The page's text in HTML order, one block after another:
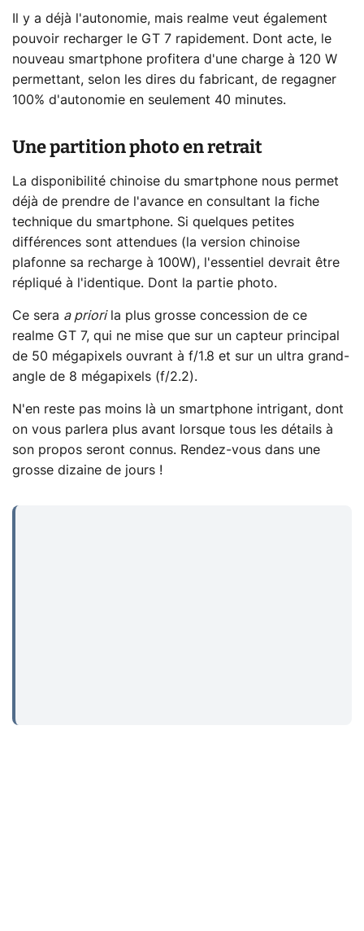
Il y a déjà l'autonomie, mais realme veut également
pouvoir recharger le GT 7 rapidement. Dont acte, le
nouveau smartphone profitera d'une charge à 120 W
permettant, selon les dires du fabricant, de regagner
100% d'autonomie en seulement 40 minutes.
Une partition photo en retrait
La disponibilité chinoise du smartphone nous permet
déjà de prendre de l'avance en consultant la fiche
technique du smartphone. Si quelques petites
différences sont attendues (la version chinoise
plafonne sa recharge à 100W), l'essentiel devrait être
répliqué à l'identique. Dont la partie photo.
Ce sera a priorila plus grosse concession de ce
realme GT 7, qui ne mise que sur un capteur principal
de 50 mégapixels ouvrant à f/1.8 et sur un ultra grand-
angle de 8 mégapixels (f/2.2).
N'en reste pas moins là un smartphone intrigant, dont
on vous parlera plus avant lorsque tous les détails à
son propos seront connus. Rendez-vous dans une
grosse dizaine de jours !